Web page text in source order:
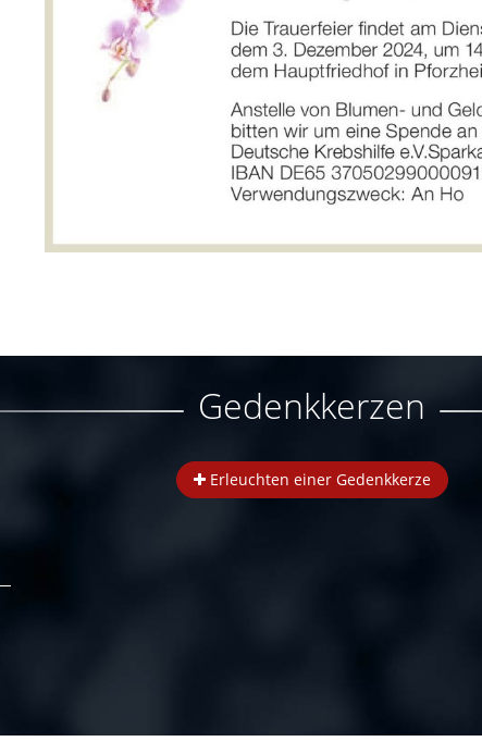
Gedenkkerzen
Erleuchten einer Gedenkkerze